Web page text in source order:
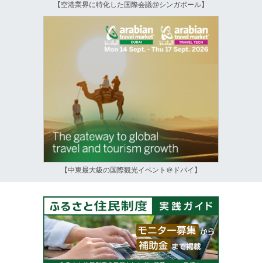
【空港業界に特化した国際会議@シンガポール】
【中東最大級の国際観光イベント＠ドバイ】